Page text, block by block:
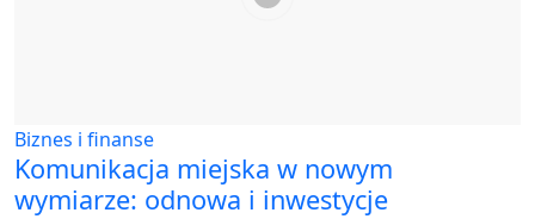
Biznes i finanse
Komunikacja miejska w nowym
wymiarze: odnowa i inwestycje